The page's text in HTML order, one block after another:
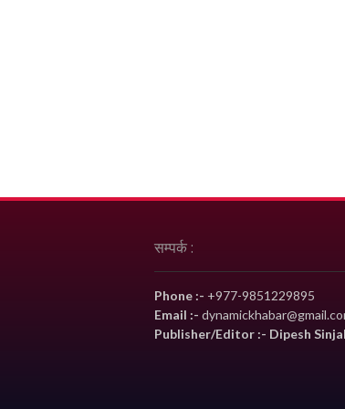
सम्पर्क :
Phone :- +977-9851229895
Email :-
Publisher/Editor :- Dipesh